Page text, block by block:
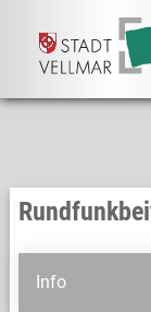
Info